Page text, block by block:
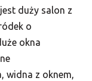
duży salon z
o
okna
widna z oknem,